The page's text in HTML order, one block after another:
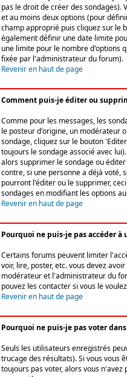
pas le droit de créer des sondages).
et au moins deux options (pour
champ approprié puis cliquez sur le
également définir une date limite
une limite pour le nombre d'options
fixée par l'administrateur du forum).
Revenir en haut de page
Comment puis-je éditer ou
Comme pour les messages, les
le posteur d'origine, un modérateur
sondage, cliquez sur le bouton
toujours le sondage associé avec
alors supprimer le sondage ou
contre, si une personne a déjà voté,
pourront l'éditer ou le supprimer,
sondages en modifiant les options
Revenir en haut de page
Pourquoi ne puis-je pas accéder à
Certains forums peuvent limiter
voir, lire, poster, etc. vous devez
modérateur et l'administrateur du
pouvez les contacter si vous le
Revenir en haut de page
Pourquoi ne puis-je pas voter
Seuls les utilisateurs enregistrés
trucage des résultats). Si vous vous
toujours pas voter, alors vous